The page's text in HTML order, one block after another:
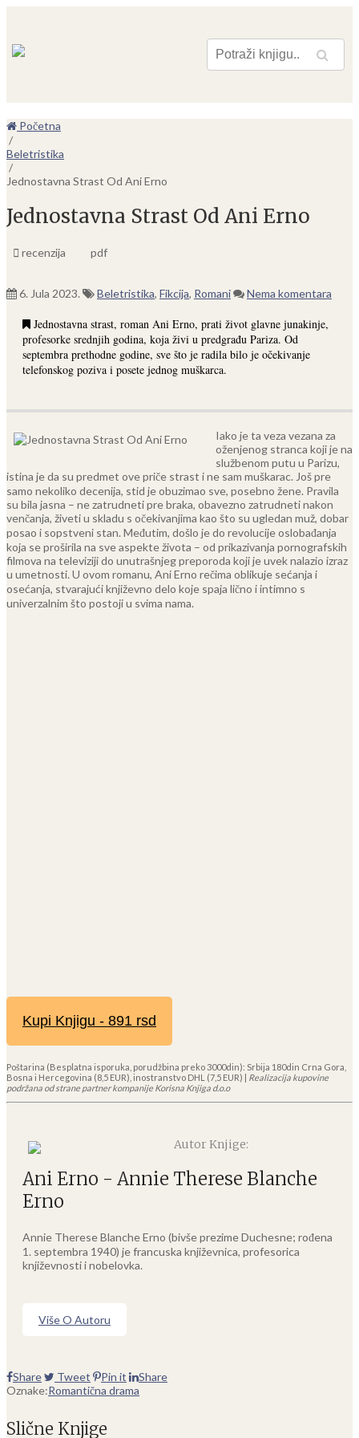
Pretraga
Početna
/
Beletristika
/
Jednostavna Strast Od Ani Erno
Jednostavna Strast Od Ani Erno
recenzija pdf
6. Jula 2023. Beletristika, Fikcija, Romani Nema komentara
Jednostavna strast, roman Ani Erno, prati život glavne junakinje,
profesorke srednjih godina, koja živi u predgrađu Pariza. Od
septembra prethodne godine, sve što je radila bilo je očekivanje
telefonskog poziva i posete jednog muškarca.
Iako je ta veza vezana za
oženjenog stranca koji je na
službenom putu u Parizu,
istina je da su predmet ove priče strast i ne sam muškarac. Još pre
samo nekoliko decenija, stid je obuzimao sve, posebno žene. Pravila
su bila jasna – ne zatrudneti pre braka, obavezno zatrudneti nakon
venčanja, živeti u skladu s očekivanjima kao što su ugledan muž, dobar
posao i sopstveni stan. Međutim, došlo je do revolucije oslobađanja
koja se proširila na sve aspekte života – od prikazivanja pornografskih
filmova na televiziji do unutrašnjeg preporoda koji je uvek nalazio izraz
u umetnosti. U ovom romanu, Ani Erno rečima oblikuje sećanja i
osećanja, stvarajući književno delo koje spaja lično i intimno s
univerzalnim što postoji u svima nama.
Kupi Knjigu - 891 rsd
Poštarina (Besplatna isporuka, porudžbina preko 3000din): Srbija 180din Crna Gora,
Bosna i Hercegovina (8,5 EUR), inostranstvo DHL (7,5 EUR) | Realizacija kupovine
podržana od strane partner kompanije Korisna Knjiga d.o.o
Autor Knjige:
Ani Erno - Annie Therese Blanche
Erno
Annie Therese Blanche Erno (bivše prezime Duchesne; rođena
1. septembra 1940) je francuska književnica, profesorica
književnosti i nobelovka.
Više O Autoru
Share Tweet Pin it
Share
Oznake:Romantična drama
Slične Knjige